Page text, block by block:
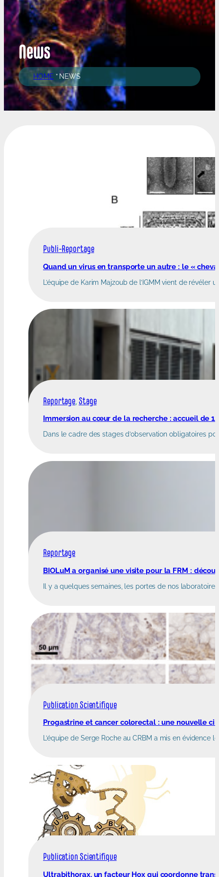
News
HOME ” NEWS
Publi-Reportage
Quand un virus en transporte un autre : le «
L’équipe de Karim Majzoub de l’IGMM vient de
Reportage, Stage
Immersion au cœur de la recherche : accueil de
Dans le cadre des stages d’observation obligatoires
Reportage
BIOLuM a organisé une visite pour la FRM :
Il y a quelques semaines, les portes de nos
Publication Scientifique
Progastrine et cancer colorectal : une nouvelle
L’équipe de Serge Roche au CRBM a mis en
Publication Scientifique
Ultrabithorax, un facteur Hox qui coordonne